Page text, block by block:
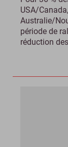
USA/
Australie/
période de
réduction